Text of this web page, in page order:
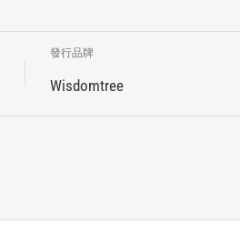
發行品牌
Wisdomtree